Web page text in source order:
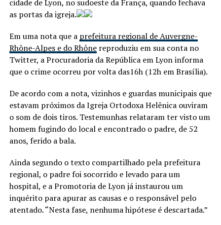
cidade de Lyon, no sudoeste da França, quando fechava
as portas da igreja.
Em uma nota que a prefeitura regional de Auvergne-
Rhône-Alpes e do Rhônereproduziu em sua conta no
Twitter, a Procuradoria da República em Lyon informa
que o crime ocorreu por volta das16h (12h em Brasília).
De acordo com a nota, vizinhos e guardas municipais que
estavam próximos da Igreja Ortodoxa Helênica ouviram
o som de dois tiros. Testemunhas relataram ter visto um
homem fugindo do local e encontrado o padre, de 52
anos, ferido a bala.
Ainda segundo o texto compartilhado pela prefeitura
regional, o padre foi socorrido e levado para um
hospital, e a Promotoria de Lyon já instaurou um
inquérito para apurar as causas e o responsável pelo
atentado. “Nesta fase, nenhuma hipótese é descartada.”